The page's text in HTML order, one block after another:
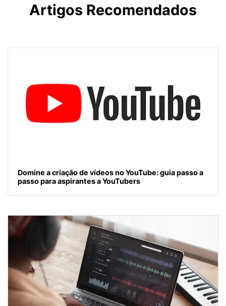
Artigos Recomendados
Domine a criação de vídeos no YouTube: guia passo a
passo para aspirantes a YouTubers